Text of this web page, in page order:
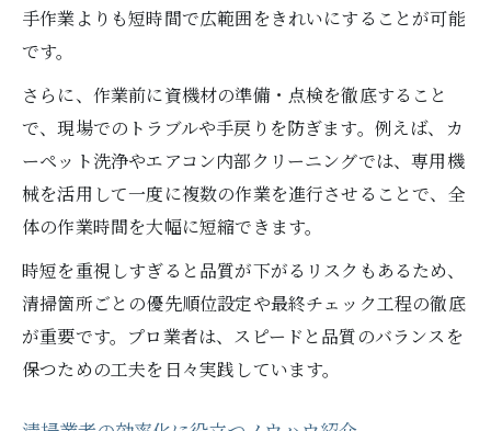
手作業よりも短時間で広範囲をきれいにすることが可能
です。
さらに、作業前に資機材の準備・点検を徹底すること
で、現場でのトラブルや手戻りを防ぎます。例えば、カ
ーペット洗浄やエアコン内部クリーニングでは、専用機
械を活用して一度に複数の作業を進行させることで、全
体の作業時間を大幅に短縮できます。
時短を重視しすぎると品質が下がるリスクもあるため、
清掃箇所ごとの優先順位設定や最終チェック工程の徹底
が重要です。プロ業者は、スピードと品質のバランスを
保つための工夫を日々実践しています。